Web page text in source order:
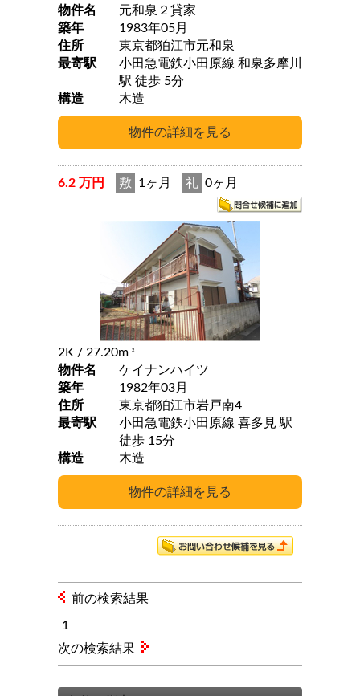
物件名
元和泉２貸家
築年
1983年05月
住所
東京都狛江市元和泉
最寄駅
小田急電鉄小田原線 和泉多摩川
駅 徒歩 5分
構造
木造
6.2 万円 敷 1ヶ月 礼 0ヶ月
2K / 27.20m 2
物件名
ケイナンハイツ
築年
1982年03月
住所
東京都狛江市岩戸南4
最寄駅
小田急電鉄小田原線 喜多見 駅
徒歩 15分
構造
木造
前の検索結果
1